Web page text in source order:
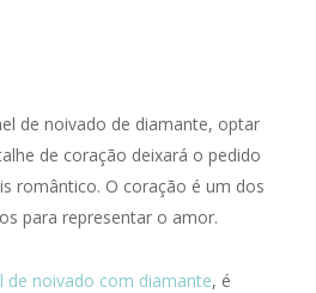
de noivado de diamante, optar
de coração deixará o pedido
romântico. O coração é um dos
para representar o amor.
de noivado com diamante, é